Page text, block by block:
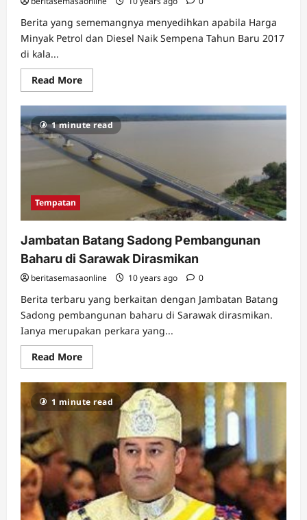
Berita yang sememangnya menyedihkan apabila Harga
Minyak Petrol dan Diesel Naik Sempena Tahun Baru 2017
di kala...
Read MoreRead
more
Harga
Minyak
Petrol
dan
Diesel
Naik
Sempena
Tahun
1 minute read
Tempatan
Jambatan Batang Sadong Pembangunan
Baharu di Sarawak Dirasmikan
beritasemasaonline 10 years ago 0
Berita terbaru yang berkaitan dengan Jambatan Batang
Sadong pembangunan baharu di Sarawak dirasmikan.
Ianya merupakan perkara yang...
Read MoreRead
more
Jambatan
Batang
Sadong
Pembangunan
Baharu
Sarawak
Dirasmikan
1 minute read